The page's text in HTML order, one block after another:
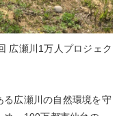
広瀬川1万人プロジェク
る広瀬川の自然環境を守